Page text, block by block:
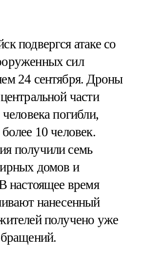
подвергся атаке со
сил
24 сентября. Дроны
части
погибли,
10 человек.
получили семь
домов и
настоящее время
нанесенный
получено уже